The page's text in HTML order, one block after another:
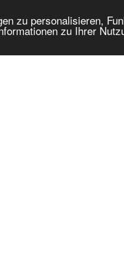
zu personalisieren,
zu Ihrer